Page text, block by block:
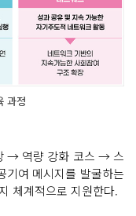
과정
→ 역량 강화 코스 → 스
기여 메시지를 발굴하는
체계적으로 지원한다.